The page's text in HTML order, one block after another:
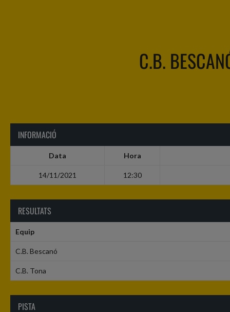
C.B.
INFORMACIÓ
Data Hora
14/11/2021 12:30
RESULTATS
Equip
C.B. Bescanó
C.B. Tona
PISTA